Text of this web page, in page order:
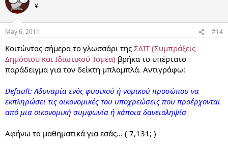
¥
May 6, 2011 #14
Κοιτώντας σήμερα το γλωσσάρι της ΣΔΙΤ (Συμπράξεις
Δημόσιου και Ιδιωτικού Τομέα) βρήκα το υπέρτατο
παράδειγμα για τον δείκτη μπλαμπλά. Αντιγράφω:
Default: Αδυναμία ενός φυσικού ή νομικού προσώπου να
εκπληρώσει τις οικονομικές του υποχρεώσεις που προέρχονται
από μια οικονομική συμφωνία ή κάποια δανειοληψία
Αφήνω τα μαθηματικά για εσάς... ( 7,131; )